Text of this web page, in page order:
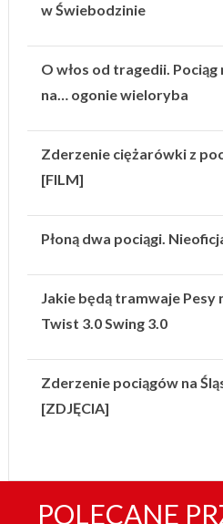
w Świebodzinie
O włos od tragedii.
na… ogonie wieloryba
Zderzenie ciężarówki z
[FILM]
Płoną dwa pociągi.
Jakie będą tramwaje Pesy
Twist 3.0 Swing 3.0
Zderzenie pociągów na
[ZDJĘCIA]
POLECANE